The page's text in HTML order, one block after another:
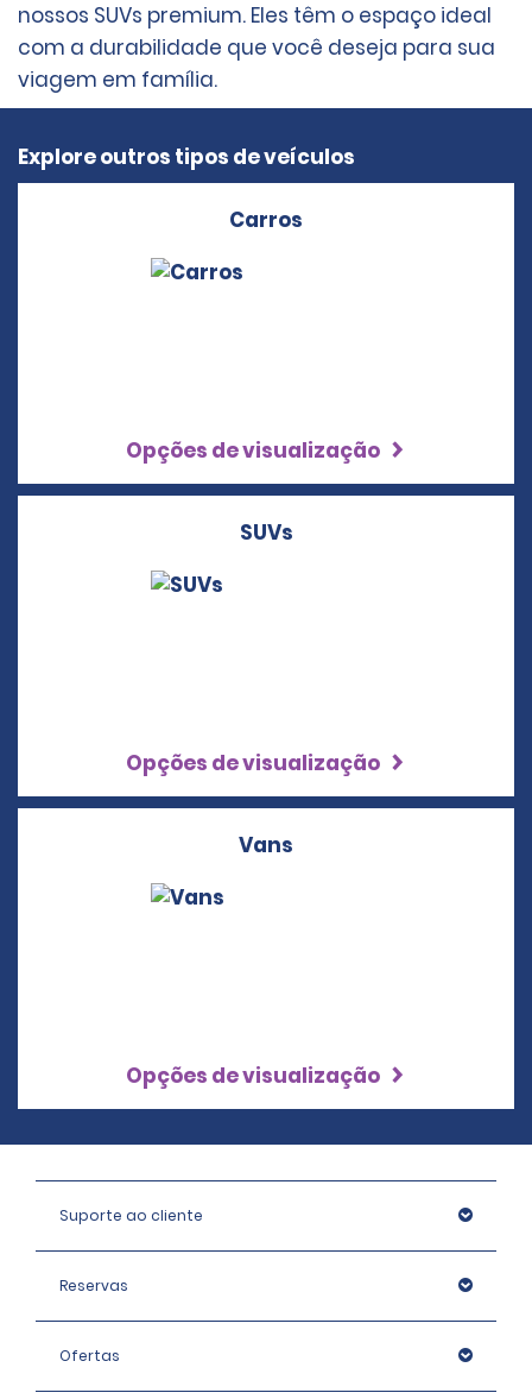
nossos SUVs premium. Eles têm o espaço ideal
com a durabilidade que você deseja para sua
viagem em família.
Explore outros tipos de veículos
Carros
Opções de visualização
SUVs
Opções de visualização
Vans
Opções de visualização
Suporte ao cliente
Reservas
Ofertas